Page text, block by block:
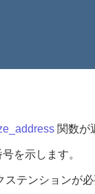
関数が
を示します。
テンションが必